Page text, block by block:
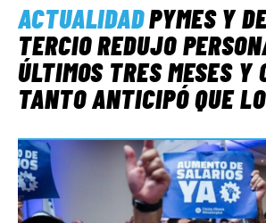
ACTUALIDADPYMES Y
TERCIO REDUJO
ÚLTIMOS TRES MESES Y
TANTO ANTICIPÓ QUE